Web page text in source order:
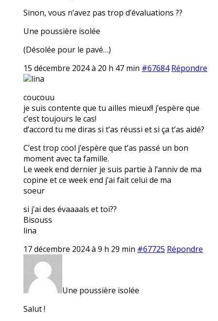
Sinon, vous n’avez pas trop d’évaluations ??
Une poussière isolée
(Désolée pour le pavé…)
15 décembre 2024 à 20 h 47 min #67684 Répondre
lina
coucouu
je suis contente que tu ailles mieux!! j’espère que
c’est toujours le cas!
d’accord tu me diras si t’as réussi et si ça t’as aidé?
C’est trop cool j’espère que t’as passé un bon
moment avec ta famille.
Le week end dernier je suis partie à l’anniv de ma
copine et ce week end j’ai fait celui de ma
soeur
si j’ai des évaaaals et toi??
Bisouss
lina
17 décembre 2024 à 9 h 29 min #67725 Répondre
Une poussière isolée
Salut !